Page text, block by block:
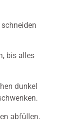
bis alles
dunkel
abfüllen.